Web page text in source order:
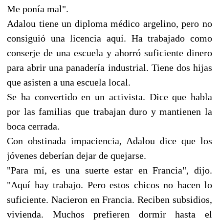
Me ponía mal".
Adalou tiene un diploma médico argelino, pero no
consiguió una licencia aquí. Ha trabajado como
conserje de una escuela y ahorró suficiente dinero
para abrir una panadería industrial. Tiene dos hijas
que asisten a una escuela local.
Se ha convertido en un activista. Dice que habla
por las familias que trabajan duro y mantienen la
boca cerrada.
Con obstinada impaciencia, Adalou dice que los
jóvenes deberían dejar de quejarse.
"Para mí, es una suerte estar en Francia", dijo.
"Aquí hay trabajo. Pero estos chicos no hacen lo
suficiente. Nacieron en Francia. Reciben subsidios,
vivienda. Muchos prefieren dormir hasta el